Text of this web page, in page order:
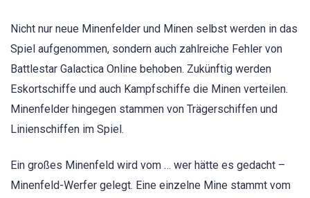
Nicht nur neue Minenfelder und Minen selbst werden in das
Spiel aufgenommen, sondern auch zahlreiche Fehler von
Battlestar Galactica Online behoben. Zukünftig werden
Eskortschiffe und auch Kampfschiffe die Minen verteilen.
Minenfelder hingegen stammen von Trägerschiffen und
Linienschiffen im Spiel.
Ein großes Minenfeld wird vom … wer hätte es gedacht –
Minenfeld-Werfer gelegt. Eine einzelne Mine stammt vom